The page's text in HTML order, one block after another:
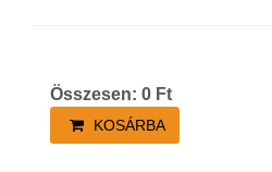
Összesen: 0 Ft
KOSÁRBA